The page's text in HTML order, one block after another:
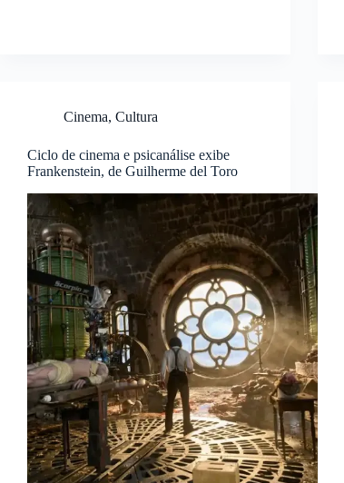
Cinema, Cultura
Ciclo de cinema e psicanálise exibe
Frankenstein, de Guilherme del Toro